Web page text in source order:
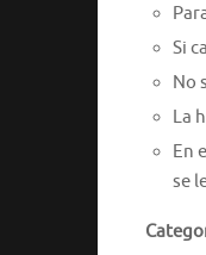
Si
No
La
En
se